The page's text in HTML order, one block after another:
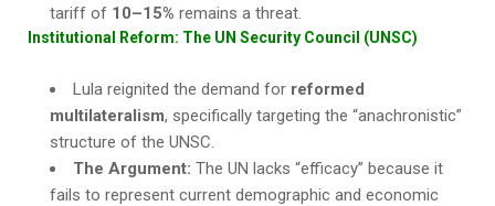
tariff of 10–15% remains a threat.
Institutional Reform: The UN Security Council (UNSC)
Lula reignited the demand for reformed
multilateralism, specifically targeting the “anachronistic”
structure of the UNSC.
The Argument: The UN lacks “efficacy” because it
fails to represent current demographic and economic